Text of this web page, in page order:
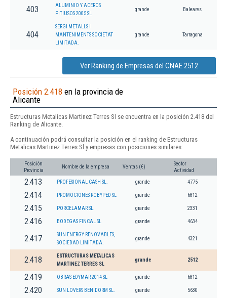
403
ALUMINIO Y ACEROS
PITIUSOS 2005 SL
grande Baleares
404
SERGI METALLS I
MANTENIMENTS SOCIETAT
LIMITADA.
grande Tarragona
Ver Ranking de Empresas del CNAE 2512
Posición 2.418 en la provincia de
Alicante
Estructuras Metalicas Martinez Terres Sl se encuentra en la posición 2.418 del
Ranking de Alicante.
A continuación podrá consultar la posición en el ranking de Estructuras
Metalicas Martinez Terres Sl y empresas con posiciones similares:
Posición
Provincia
Nombre de la empresa Ventas (€)
Sector
Actividad
2.413 PROFESIONAL CASH SL. grande 4775
2.414 PROMOCIONES ROBYPED SL grande 6812
2.415 PORCELAMAR SL. grande 2331
2.416 BODEGAS FINCAL SL grande 4634
2.417
SUN ENERGY RENOVABLES,
SOCIEDAD LIMITADA.
grande 4321
2.418
ESTRUCTURAS METALICAS
MARTINEZ TERRES SL
grande 2512
2.419 OBRAS EDYMAR 2014 SL grande 6812
2.420 SUN LOVERS BENIDORM SL. grande 5630